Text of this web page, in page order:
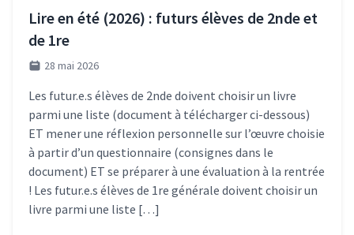
Lire en été (2026) : futurs élèves de 2nde et
de 1re
28 mai 2026
Les futur.e.s élèves de 2nde doivent choisir un livre
parmi une liste (document à télécharger ci-dessous)
ET mener une réflexion personnelle sur l’œuvre choisie
à partir d’un questionnaire (consignes dans le
document) ET se préparer à une évaluation à la rentrée
! Les futur.e.s élèves de 1re générale doivent choisir un
livre parmi une liste […]